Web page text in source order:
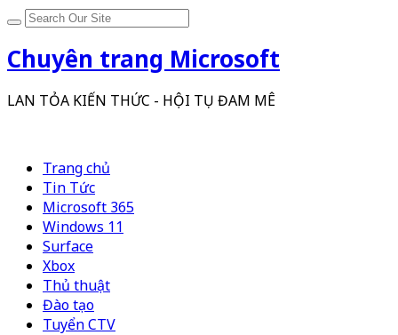
Chuyên trang Microsoft
LAN TỎA KIẾN THỨC - HỘI TỤ ĐAM MÊ
Trang chủ
Tin Tức
Microsoft 365
Windows 11
Surface
Xbox
Thủ thuật
Đào tạo
Tuyển CTV